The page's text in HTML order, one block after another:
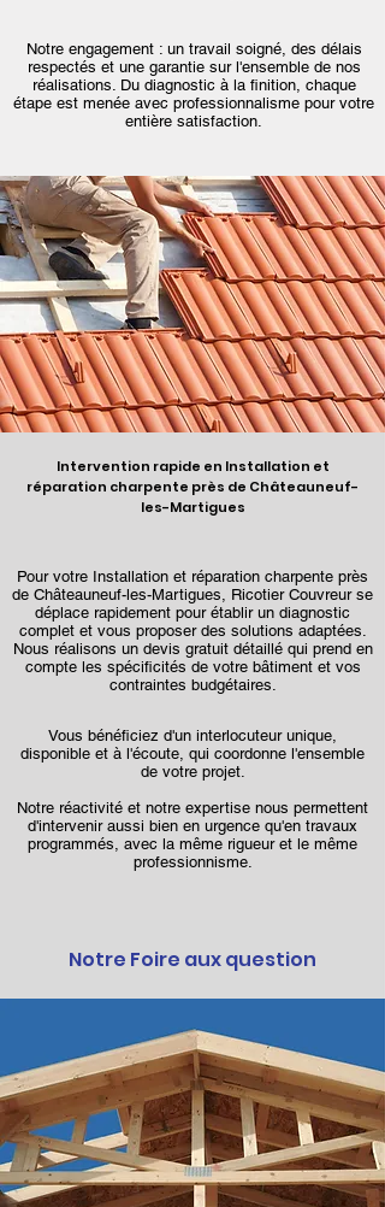
Notre engagement : un travail soigné, des délais
respectés et une garantie sur l'ensemble de nos
réalisations. Du diagnostic à la finition, chaque
étape est menée avec professionnalisme pour votre
entière satisfaction.
Intervention rapide en Installation et
réparation charpente près de Châteauneuf-
les-Martigues
Pour votre Installation et réparation charpente près
de Châteauneuf-les-Martigues, Ricotier Couvreur se
déplace rapidement pour établir un diagnostic
complet et vous proposer des solutions adaptées.
Nous réalisons un devis gratuit détaillé qui prend en
compte les spécificités de votre bâtiment et vos
contraintes budgétaires.
Vous bénéficiez d'un interlocuteur unique,
disponible et à l'écoute, qui coordonne l'ensemble
de votre projet.
Notre réactivité et notre expertise nous permettent
d'intervenir aussi bien en urgence qu'en travaux
programmés, avec la même rigueur et le même
professionnisme.
Notre Foire aux question